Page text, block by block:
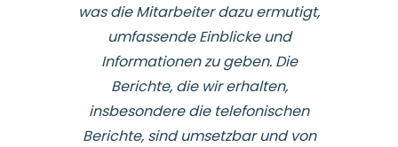
was die Mitarbeiter dazu ermutigt,
umfassende Einblicke und
Informationen zu geben. Die
Berichte, die wir erhalten,
insbesondere die telefonischen
Berichte, sind umsetzbar und von